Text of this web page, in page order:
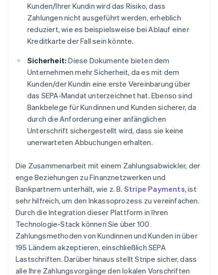
Kunden/Ihrer Kundin wird das Risiko, dass
Zahlungen nicht ausgeführt werden, erheblich
reduziert, wie es beispielsweise bei Ablauf einer
Kreditkarte der Fall sein könnte.
Sicherheit: Diese Dokumente bieten dem
Unternehmen mehr Sicherheit, da es mit dem
Kunden/der Kundin eine erste Vereinbarung über
das SEPA-Mandat unterzeichnet hat. Ebenso sind
Bankbelege für Kundinnen und Kunden sicherer, da
durch die Anforderung einer anfänglichen
Unterschrift sichergestellt wird, dass sie keine
unerwarteten Abbuchungen erhalten.
Die Zusammenarbeit mit einem Zahlungsabwickler, der
enge Beziehungen zu Finanznetzwerken und
Bankpartnern unterhält, wie z. B. Stripe Payments, ist
sehr hilfreich, um den Inkassoprozess zu vereinfachen.
Durch die Integration dieser Plattform in Ihren
Technologie-Stack können Sie über 100
Zahlungsmethoden von Kundinnen und Kunden in über
195 Ländern akzeptieren, einschließlich SEPA
Lastschriften. Darüber hinaus stellt Stripe sicher, dass
alle Ihre Zahlungsvorgänge den lokalen Vorschriften